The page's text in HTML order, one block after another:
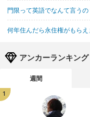
門限って英語でなんて言うの
何年住んだら永住権がもら
アンカーランキング
週間
1